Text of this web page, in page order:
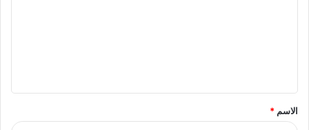
ق
*
الاسم *